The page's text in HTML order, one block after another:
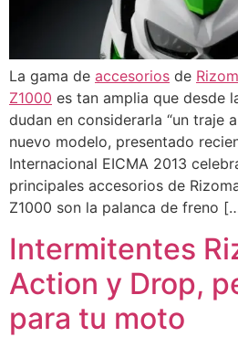
La gama de accesorios de
Z1000 es tan amplia que desde
dudan en considerarla “un traje
nuevo modelo, presentado
Internacional EICMA 2013
principales accesorios de
Z1000 son la palanca de freno
Intermitentes
Action y Drop,
para tu moto